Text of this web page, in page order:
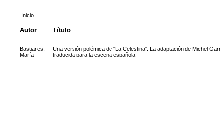
Inicio
Autor Título
Bastianes,
María
Una versión polémica de "La Celestina". La adaptación de Michel
traducida para la escena española